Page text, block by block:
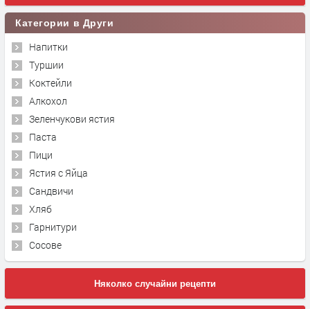
Категории в Други
Напитки
Туршии
Коктейли
Алкохол
Зеленчукови ястия
Паста
Пици
Ястия с Яйца
Сандвичи
Хляб
Гарнитури
Сосове
Няколко случайни рецепти